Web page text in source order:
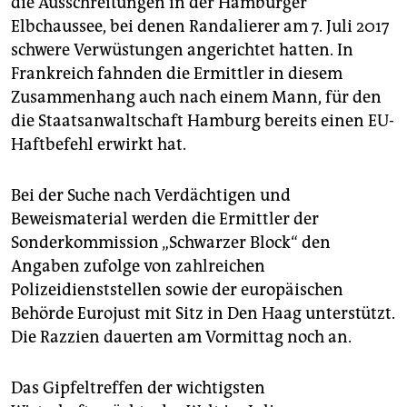
epaper login
Elbchaussee, bei denen Randalierer am 7. Juli 2017
schwere Verwüstungen angerichtet hatten. In
Frankreich fahnden die Ermittler in diesem
Zusammenhang auch nach einem Mann, für den
die Staatsanwaltschaft Hamburg bereits einen EU-
Haftbefehl erwirkt hat.
Bei der Suche nach Verdächtigen und
Beweismaterial werden die Ermittler der
Sonderkommission „Schwarzer Block“ den
Angaben zufolge von zahlreichen
Polizeidienststellen sowie der europäischen
Behörde Eurojust mit Sitz in Den Haag unterstützt.
Die Razzien dauerten am Vormittag noch an.
Das Gipfeltreffen der wichtigsten